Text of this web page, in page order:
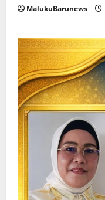
MalukuBarunews